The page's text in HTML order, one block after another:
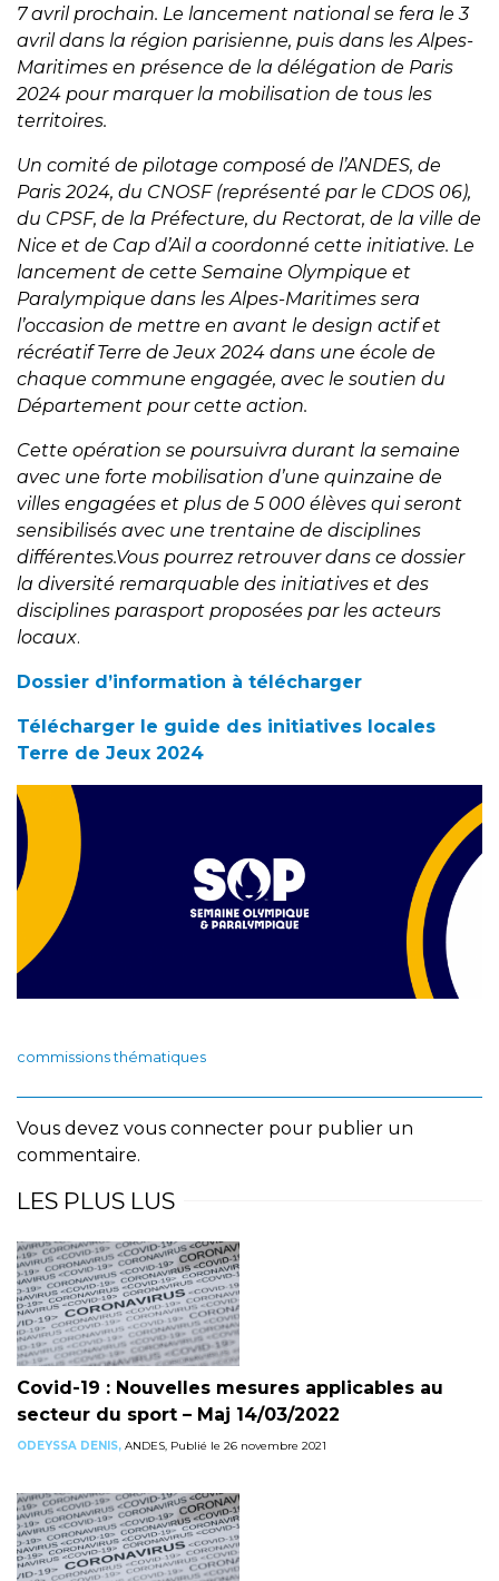
7 avril prochain. Le lancement national se fera le 3
avril dans la région parisienne, puis dans les Alpes-
Maritimes en présence de la délégation de Paris
2024 pour marquer la mobilisation de tous les
territoires.
Un comité de pilotage composé de l’ANDES, de
Paris 2024, du CNOSF (représenté par le CDOS 06),
du CPSF, de la Préfecture, du Rectorat, de la ville de
Nice et de Cap d’Ail a coordonné cette initiative. Le
lancement de cette Semaine Olympique et
Paralympique dans les Alpes-Maritimes sera
l’occasion de mettre en avant le design actif et
récréatif Terre de Jeux 2024 dans une école de
chaque commune engagée, avec le soutien du
Département pour cette action.
Cette opération se poursuivra durant la semaine
avec une forte mobilisation d’une quinzaine de
villes engagées et plus de 5 000 élèves qui seront
sensibilisés avec une trentaine de disciplines
différentes.Vous pourrez retrouver dans ce dossier
la diversité remarquable des initiatives et des
disciplines parasport proposées par les acteurs
locaux.
Dossier d’information à télécharger
Télécharger le guide des initiatives locales
Terre de Jeux 2024
commissions thématiques
Vous devez vous connecter pour publier un
commentaire.
LES PLUS LUS
Covid-19 : Nouvelles mesures applicables au
secteur du sport – Maj 14/03/2022
ODEYSSA DENIS, ANDES, Publié le 26 novembre 2021